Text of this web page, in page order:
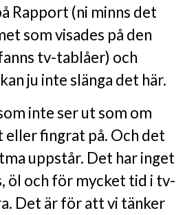
Rapport (ni minns det
som visades på den
tv-tablåer) och
ju inte slänga det här.
inte ser ut som om
eller fingrat på. Och det
uppstår. Det har inget
öl och för mycket tid i tv-
Det är för att vi tänker